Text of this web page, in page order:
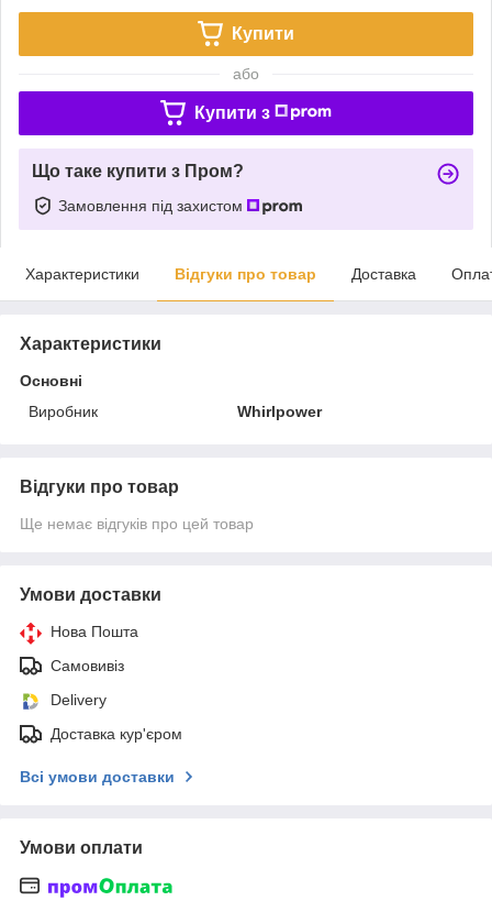
Купити
або
Купити з
Що таке купити з Пром?
Замовлення під захистом
Характеристики Відгуки про товар Доставка
Характеристики
Основні
Виробник
Whirlpower
Відгуки про товар
Ще немає відгуків про цей товар
Умови доставки
Нова Пошта
Самовивіз
Delivery
Доставка кур'єром
Всі умови доставки
Умови оплати